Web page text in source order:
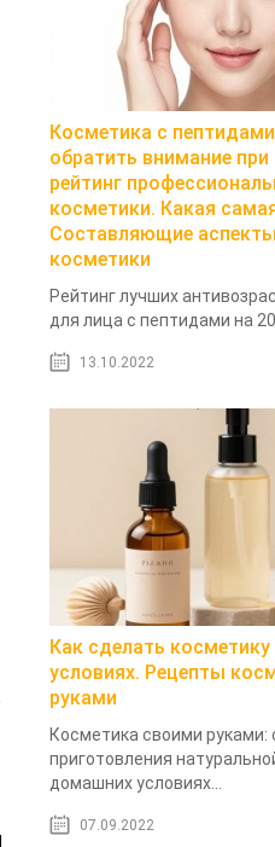
Косметика с
обратить внимание при
рейтинг
косметики. Какая
Составляющие
косметики
Рейтинг лучших
для лица с пептидами на
13.10.2022
Как сделать
условиях. Рецепты
руками
Косметика своими руками:
приготовления
домашних условиях...
07.09.2022